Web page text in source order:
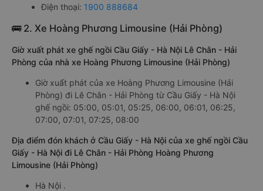
Điện thoại: 1900 888684
🚌 2. Xe Hoàng Phương Limousine (Hải Phòng)
Giờ xuất phát xe ghế ngồi Cầu Giấy - Hà Nội Lê Chân - Hải
Phòng của nhà xe Hoàng Phương Limousine (Hải Phòng)
Giờ xuất phát của xe Hoàng Phương Limousine (Hải
Phòng) đi Lê Chân - Hải Phòng từ Cầu Giấy - Hà Nội
ghế ngồi: 05:00, 05:01, 05:25, 06:00, 06:01, 06:25,
07:00, 07:01, 07:25, 08:00
Địa điểm đón khách ở Cầu Giấy - Hà Nội của xe ghế ngồi Cầu
Giấy - Hà Nội đi Lê Chân - Hải Phòng Hoàng Phương
Limousine (Hải Phòng)
Hà Nội .